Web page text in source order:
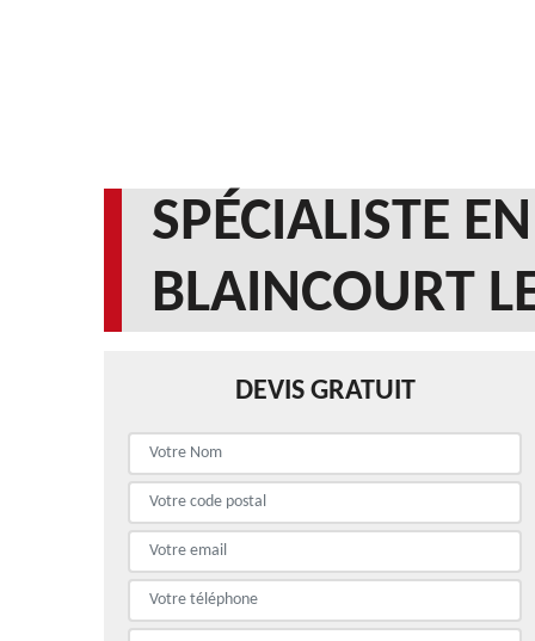
SPÉCIALISTE
BLAINCOURT
DEVIS GRATUIT